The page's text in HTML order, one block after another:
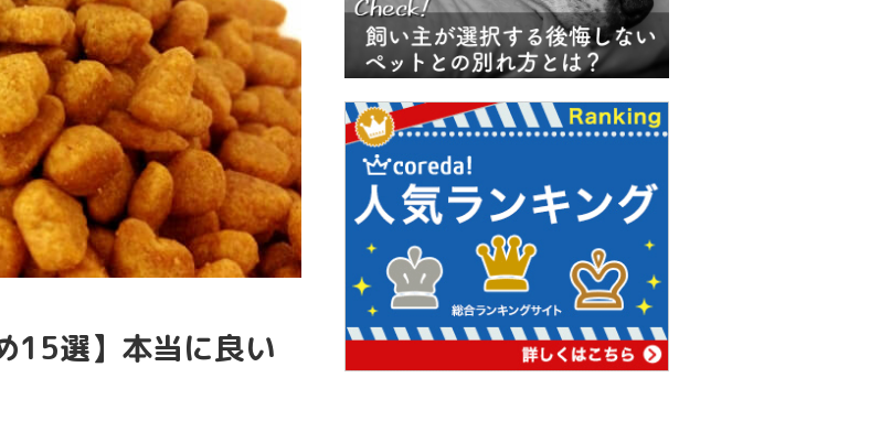
15選】本当に良い